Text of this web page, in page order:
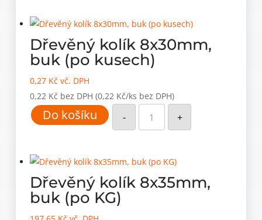
Dřevěný kolík 8x30mm,
buk (po kusech)
0,27 Kč vč. DPH
0,22 Kč bez DPH (0,22 Kč/ks bez DPH)
Do košíku -
Dřevěný
kolík
8x30mm,
buk
množství
+
Dřevěný kolík 8x35mm,
buk (po KG)